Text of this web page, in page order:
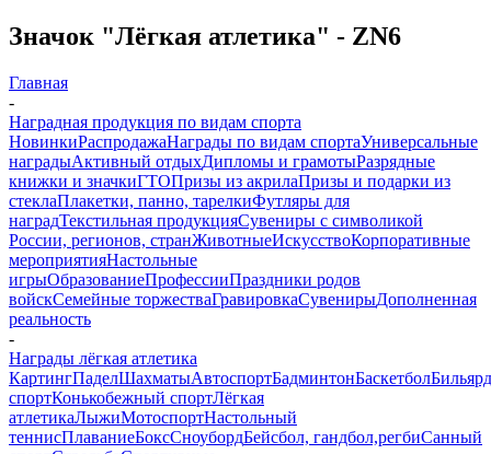
Значок "Лёгкая атлетика" - ZN6
Главная
-
Наградная продукция по видам спорта
НовинкиРаспродажаНаграды по видам спортаУниверсальные
наградыАктивный отдыхДипломы и грамотыРазрядные
книжки и значкиГТОПризы из акрилаПризы и подарки из
стеклаПлакетки, панно, тарелкиФутляры для
наградТекстильная продукцияСувениры с символикой
России, регионов, странЖивотныеИскусствоКорпоративные
мероприятияНастольные
игрыОбразованиеПрофессииПраздники родов
войскСемейные торжестваГравировкаСувенирыДополненная
реальность
-
Награды лёгкая атлетика
КартингПаделШахматыАвтоспортБадминтонБаскетболБильярд
спортКонькобежный спортЛёгкая
атлетикаЛыжиМотоспортНастольный
теннисПлаваниеБоксСноубордБейсбол, гандбол,регбиСанный